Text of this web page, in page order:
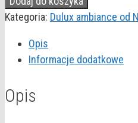
AMBIANCE
NATURAL
BEIGE
Kategoria: Dulux ambiance od
Opis
Informacje dodatkowe
Opis